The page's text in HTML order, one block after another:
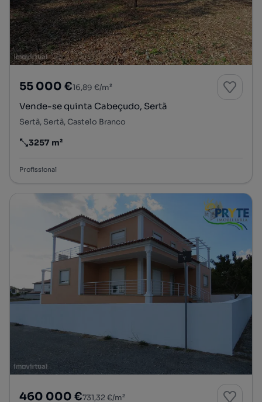
55 000 €16,89 €/m²
Vende-se quinta Cabeçudo, Sertã
Sertã, Sertã, Castelo Branco
Preço por metro quadrado
3257 m²
Profissional
460 000 €731,32 €/m²